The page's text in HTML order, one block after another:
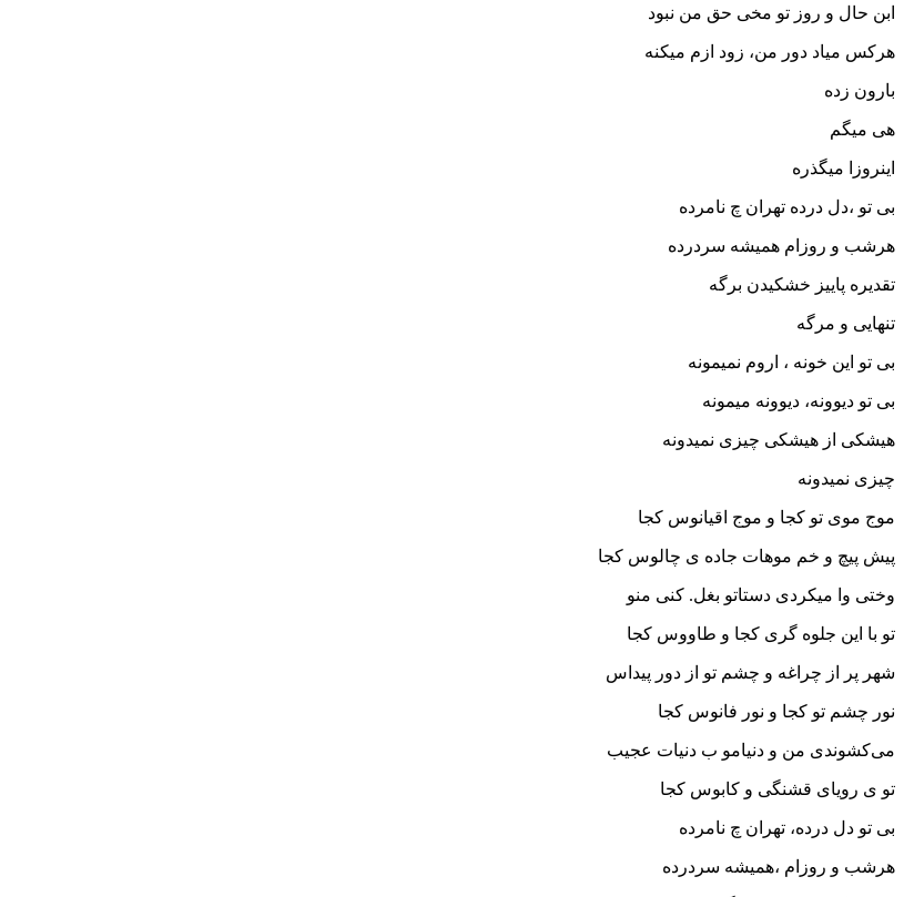
ابن حال و روز تو مخی حق من نبود
هرکس میاد دور من، زود ازم میکنه
بارون زده
هی میگم
اینروزا میگذره
بی تو ،دل درده تهران چ نامرده
هرشب و روزام همیشه سردرده
تقدیره پاییز خشکیدن برگه
تنهایی و مرگه
بی تو این خونه ، اروم نمیمونه
بی تو دیوونه، دیوونه میمونه
هیشکی از هیشکی چیزی نمیدونه
چیزی نمیدونه
موج موی تو کجا و موج اقیانوس کجا
پیش پیچ و خم موهات جاده ی چالوس کجا
وختی وا میکردی دستاتو بغل. کنی منو
تو با این جلوه گری کجا و طاووس کجا
شهر پر از چراغه و چشم تو از دور پیداس
نور چشم تو کجا و نور فانوس کجا
می‌کشوندی من و دنیامو ب دنیات عجیب
تو ی رویای قشنگی و کابوس کجا
بی تو دل درده، تهران چ نامرده
هرشب و روزام ،همیشه سردرده